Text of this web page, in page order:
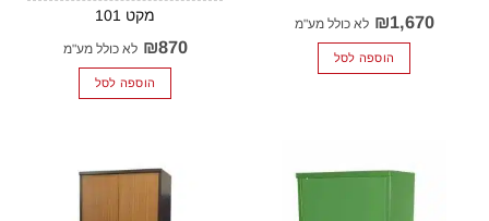
₪1,670 לא כולל מע"מ
הוספה לסל
101
₪870 לא כולל מע"מ
הוספה לסל